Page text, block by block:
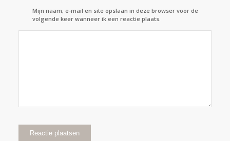
Mijn naam, e-mail en site opslaan in deze browser voor de
volgende keer wanneer ik een reactie plaats.